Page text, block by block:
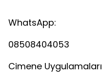
WhatsApp:
08508404053
Cimene Uygulamaları